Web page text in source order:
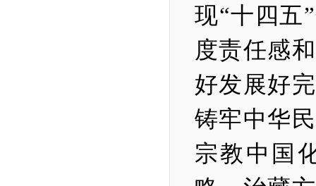
现“十四五
度责任感
好发展好
铸牢中华
宗教中国